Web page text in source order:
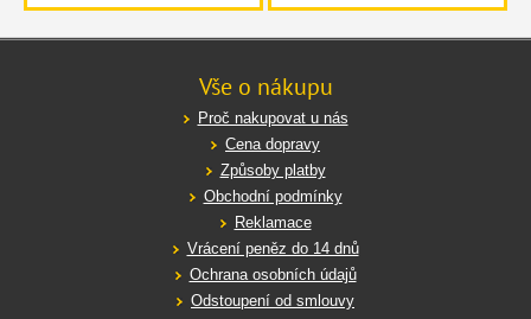
Vše o nákupu
Proč nakupovat u nás
Cena dopravy
Způsoby platby
Obchodní podmínky
Reklamace
Vrácení peněz do 14 dnů
Ochrana osobních údajů
Odstoupení od smlouvy